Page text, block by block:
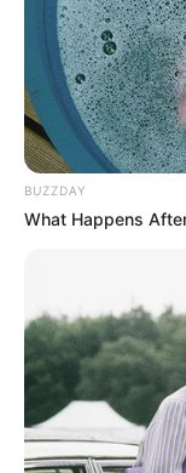
BUZZDAY
What Happens